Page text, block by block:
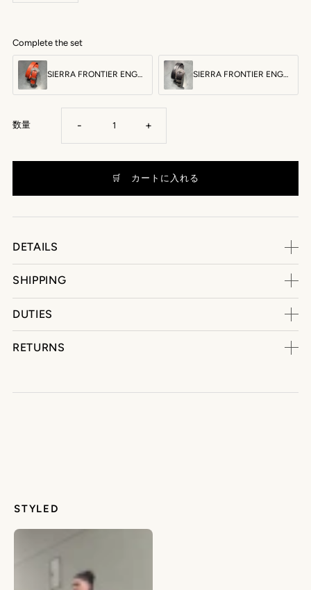
Complete the set
SIERRA FRONTIER ENGRAVE BELT：シエラ フロンティア エングレーブ ベルト SIERRA FRONTIER ENGRAVE BELT：シエラ フロンティア エングレーブ ベルト
数量 - +
DETAILS
SHIPPING
DUTIES
RETURNS
STYLED